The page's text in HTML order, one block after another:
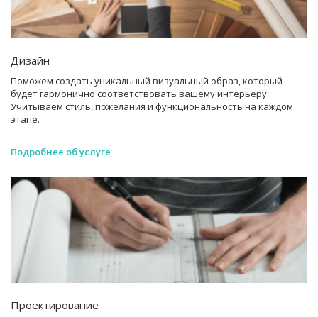
Дизайн
Поможем создать уникальный визуальный образ, который
будет гармонично соответствовать вашему интерьеру.
Учитываем стиль, пожелания и функциональность на каждом
этапе.
Подробнее об услуге
Проектирование